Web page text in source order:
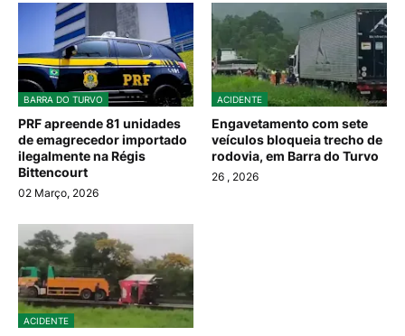
BARRA DO TURVO
PRF apreende 81 unidades
de emagrecedor importado
ilegalmente na Régis
Bittencourt
02 Março, 2026
ACIDENTE
Engavetamento com sete
veículos bloqueia trecho de
rodovia, em Barra do Turvo
26 , 2026
ACIDENTE